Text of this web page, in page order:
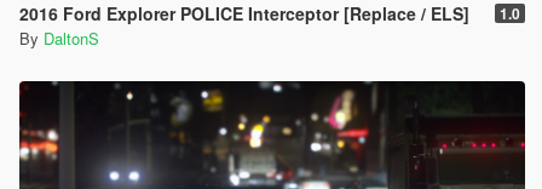
2016 Ford Explorer POLICE Interceptor [Replace / ELS] 1.0
By DaltonS